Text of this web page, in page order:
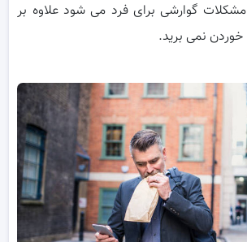
گوارشی برای فرد می شود علاوه بر
خوردن نمی برید.